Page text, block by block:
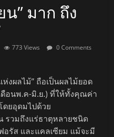
น” มาก ถึง
773 Views
0 Comments
งผลไม้” ถือเป็นผลไม้ยอด
อนพ.ค-มิ.ย.) ที่ให้ทั้งคุณค่า
ดยอุดมไปด้วย
รวมถึงแร่ธาตุหลายชนิด
รัส และแคลเซียม แม้จะมี